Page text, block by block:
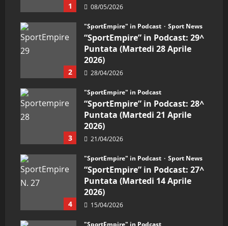
1 08/05/2026
2
"SportEmpire" in Podcast Sport News
“SportEmpire” in Podcast: 29^
Puntata (Martedi 28 Aprile
2026)
28/04/2026
3
"SportEmpire" in Podcast
“SportEmpire” in Podcast: 28^
Puntata (Martedi 21 Aprile
2026)
21/04/2026
4
"SportEmpire" in Podcast Sport News
“SportEmpire” in Podcast: 27^
Puntata (Martedi 14 Aprile
2026)
15/04/2026
"SportEmpire" in Podcast